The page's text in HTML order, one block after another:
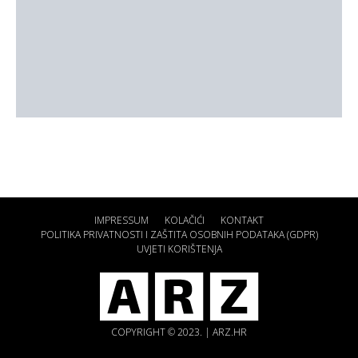
IMPRESSUM KOLAČIĆI
KONTAKT
POLITIKA PRIVATNOSTI I ZAŠTITA OSOBNIH PODATAKA (GDPR)
UVJETI KORIŠTENJA
COPYRIGHT © 2023. | ARZ.HR